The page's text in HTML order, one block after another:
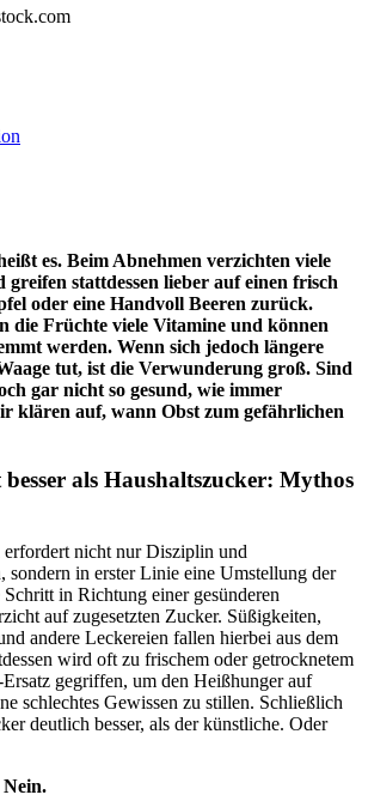
es. Beim Abnehmen verzichten viele
greifen stattdessen lieber auf einen frisch
oder eine Handvoll Beeren zurück.
die Früchte viele Vitamine und können
werden. Wenn sich jedoch längere
tut, ist die Verwunderung groß. Sind
gar nicht so gesund, wie immer
klären auf, wann Obst zum gefährlichen
als Haushaltszucker: Mythos
nicht nur Disziplin und
sondern in erster Linie eine Umstellung der
in Richtung einer gesünderen
auf zugesetzten Zucker. Süßigkeiten,
andere Leckereien fallen hierbei aus dem
wird oft zu frischem oder getrocknetem
gegriffen, um den Heißhunger auf
schlechtes Gewissen zu stillen. Schließlich
deutlich besser, als der künstliche. Oder